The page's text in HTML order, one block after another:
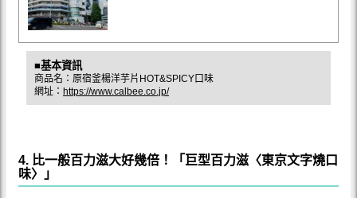
■基本資訊
商品名：原宿釜楊洋芋片HOT&SPICY口味
網址： https://www.calbee.co.jp/
4. 比一般百力滋大好幾倍！「巨型百力滋〈東京文字燒口
味〉」